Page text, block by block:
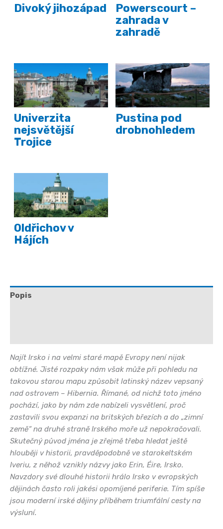
Divoký jihozápad
Powerscourt –
zahrada v
zahradě
Univerzita
nejsvětější
Trojice
Pustina pod
drobnohledem
Oldřichov v
Hájích
Popis
Najít Irsko i na velmi staré mapě Evropy není nijak
obtížné. Jisté rozpaky nám však může při pohledu na
takovou starou mapu způsobit latinský název vepsaný
nad ostrovem – Hibernia. Římané, od nichž toto jméno
pochází, jako by nám zde nabízeli vysvětlení, proč
zastavili svou expanzi na britských březích a do „zimní
země“ na druhé straně Irského moře už nepokračovali.
Skutečný původ jména je zřejmě třeba hledat ještě
hlouběji v historii, pravděpodobně ve starokeltském
Iveriu, z něhož vznikly názvy jako Erin, Éire, Irsko.
Navzdory své dlouhé historii hrálo Irsko v evropských
dějinách často roli jakési opomíjené periferie. Tím spíše
jsou moderní irské dějiny příběhem triumfální cesty na
výsluní.